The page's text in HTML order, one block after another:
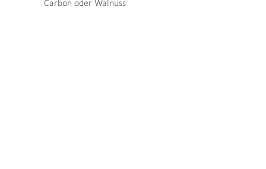
Carbon oder Walnuss